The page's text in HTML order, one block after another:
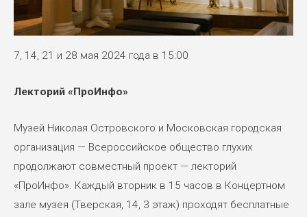
7, 14, 21 и 28 мая 2024 года в 15:00
Лекторий «ПроИнфо»
Музей Николая Островского и Московская городская
организация — Всероссийское общество глухих
продолжают совместный проект — лекторий
«ПроИнфо». Каждый вторник в 15 часов в Концертном
зале музея (Тверская, 14, 3 этаж) проходят бесплатные